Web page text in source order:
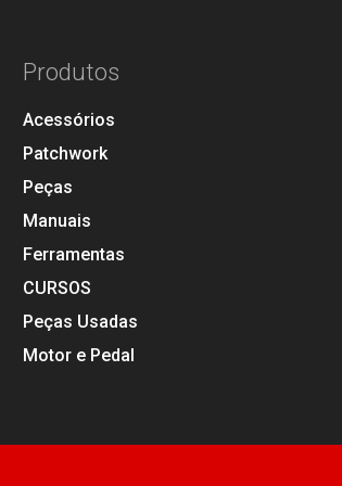
Produtos
Acessórios
Patchwork
Peças
Manuais
Ferramentas
CURSOS
Peças Usadas
Motor e Pedal